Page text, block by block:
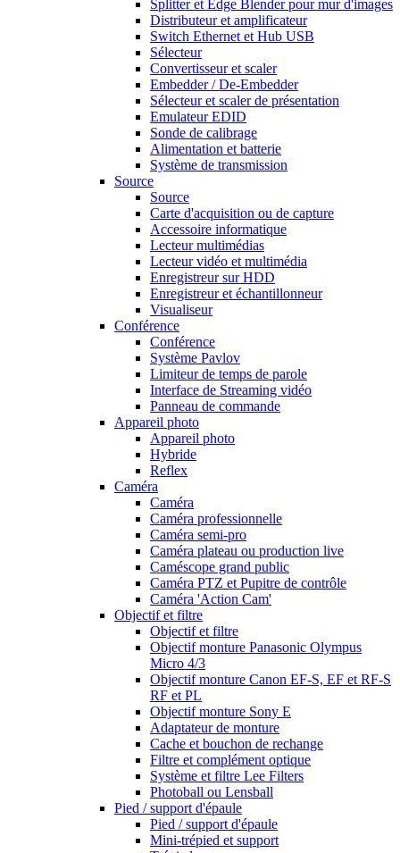
Splitter et Edge Blender pour mur d'images
Distributeur et amplificateur
Switch Ethernet et Hub USB
Sélecteur
Convertisseur et scaler
Embedder / De-Embedder
Sélecteur et scaler de présentation
Emulateur EDID
Sonde de calibrage
Alimentation et batterie
Système de transmission
Source
Source
Carte d'acquisition ou de capture
Accessoire informatique
Lecteur multimédias
Lecteur vidéo et multimédia
Enregistreur sur HDD
Enregistreur et échantillonneur
Visualiseur
Conférence
Conférence
Système Pavlov
Limiteur de temps de parole
Interface de Streaming vidéo
Panneau de commande
Appareil photo
Appareil photo
Hybride
Reflex
Caméra
Caméra
Caméra professionnelle
Caméra semi-pro
Caméra plateau ou production live
Caméscope grand public
Caméra PTZ et Pupitre de contrôle
Caméra 'Action Cam'
Objectif et filtre
Objectif et filtre
Objectif monture Panasonic Olympus
Micro 4/3
Objectif monture Canon EF-S, EF et RF-S
RF et PL
Objectif monture Sony E
Adaptateur de monture
Cache et bouchon de rechange
Filtre et complément optique
Système et filtre Lee Filters
Photoball ou Lensball
Pied / support d'épaule
Pied / support d'épaule
Mini-trépied et support